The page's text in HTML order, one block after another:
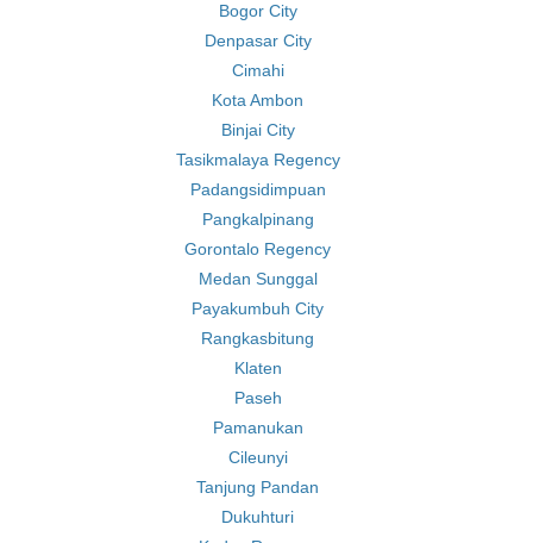
Bogor City
Denpasar City
Cimahi
Kota Ambon
Binjai City
Tasikmalaya Regency
Padangsidimpuan
Pangkalpinang
Gorontalo Regency
Medan Sunggal
Payakumbuh City
Rangkasbitung
Klaten
Paseh
Pamanukan
Cileunyi
Tanjung Pandan
Dukuhturi